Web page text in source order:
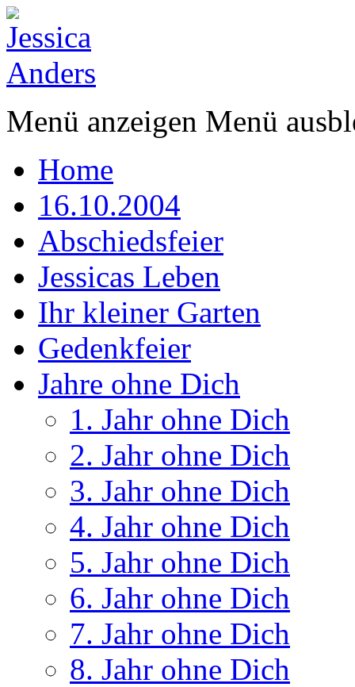
Menü anzeigen Menü
Home
16.10.2004
Abschiedsfeier
Jessicas Leben
Ihr kleiner Garten
Gedenkfeier
Jahre ohne Dich
1. Jahr ohne Dich
2. Jahr ohne Dich
3. Jahr ohne Dich
4. Jahr ohne Dich
5. Jahr ohne Dich
6. Jahr ohne Dich
7. Jahr ohne Dich
8. Jahr ohne Dich